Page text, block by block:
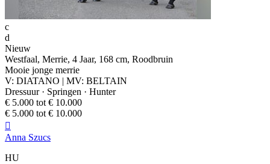
c
d
Nieuw
Westfaal, Merrie, 4 Jaar, 168 cm, Roodbruin
Mooie jonge merrie
V: DIATANO | MV: BELTAIN
Dressuur · Springen · Hunter
€ 5.000 tot € 10.000
€ 5.000 tot € 10.000

Anna Szucs
HU